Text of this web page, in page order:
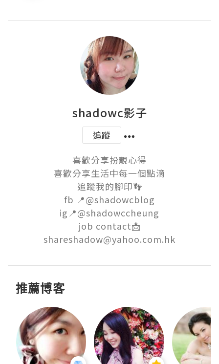
shadowc影子
追蹤
喜歡分享扮靚心得
喜歡分享生活中每一個點滴
追蹤我的腳印👣
fb 📍@shadowcblog
ig📍@shadowccheung
job contact📩
shareshadow@yahoo.com.hk
推薦博客